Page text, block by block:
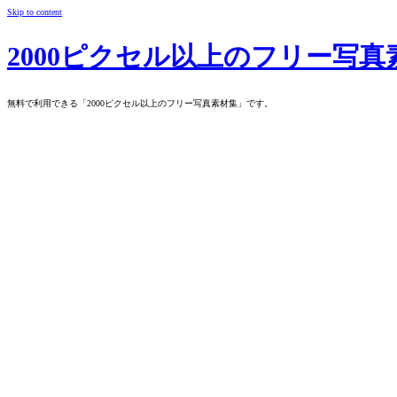
Skip to content
2000ピクセル以上のフリー写真
無料で利用できる「2000ピクセル以上のフリー写真素材集」です。